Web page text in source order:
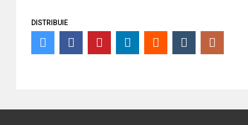
DISTRIBUIE